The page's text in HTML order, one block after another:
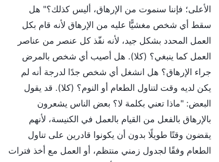
الأعلى؛ فإننا سنموت من الإرهاق، أليس كذلك؟" هل
سقط أي شخص مغشيًّا عليه من الإرهاق لأنه قام بكل
العمل المحدد بشكل جيد، لأنه نفّذ كل عنصر من عناصر
العمل كما ينبغي؟ (كلا). هل أصيب أي شخص بالمرض
جراء الإرهاق؟ هل انشغل أي شخص جدًا لدرجة أنه لم
يكن لديه وقت لتناول الطعام أو النوم؟ (كلا). قد يقول
البعض: "ماذا تعني بكلمة لا؟ بعض الناس يشعرون
بالإرهاق بالفعل من القيام بالعمل في الكنيسة، لأنهم
يقضون وقتًا طويلًا بدون أن يكونوا قادرين على تناول
الطعام وفقًا لجدول زمني منتظم، أو العمل مع أخذ فترات